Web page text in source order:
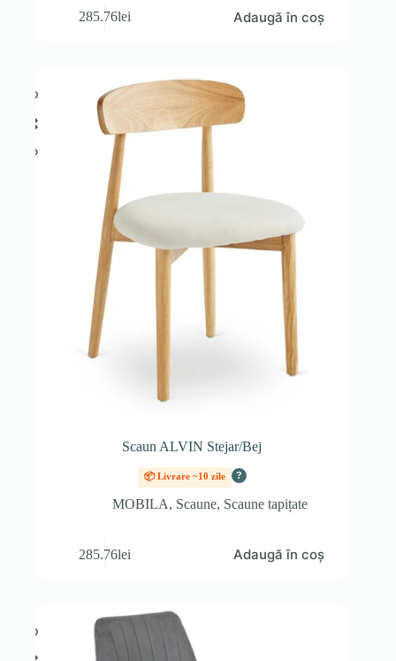
285.76lei Adaugă în coș
Scaun ALVIN Stejar/Bej
📦 Livrare ~10 zile ?
MOBILA, Scaune, Scaune tapițate
285.76lei Adaugă în coș